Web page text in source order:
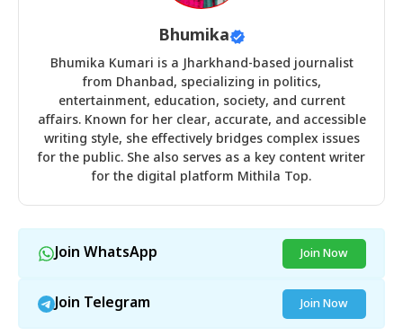
Bhumika
Bhumika Kumari is a Jharkhand-based journalist
from Dhanbad, specializing in politics,
entertainment, education, society, and current
affairs. Known for her clear, accurate, and accessible
writing style, she effectively bridges complex issues
for the public. She also serves as a key content writer
for the digital platform Mithila Top.
Join WhatsApp Join Now
Join Telegram Join Now